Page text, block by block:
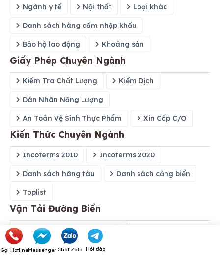
Ngành y tế Nội thất Loại khác
Danh sách hàng cấm nhập khẩu
Bảo hộ lao động Khoáng sản
Giấy Phép Chuyên Ngành
Kiểm Tra Chất Lượng Kiểm Dịch
Dán Nhãn Năng Lượng
An Toàn Vệ Sinh Thực Phẩm Xin Cấp C/O
Kiến Thức Chuyên Ngành
Incoterms 2010 Incoterms 2020
Danh sách hãng tàu Danh sách cảng biển
Toplist
Vận Tải Đường Biển
Giá cước vận tải đường biển
Bảng Phí Local Charges
Gọi HotlineMessenger Chat Zalo Hỏi đáp